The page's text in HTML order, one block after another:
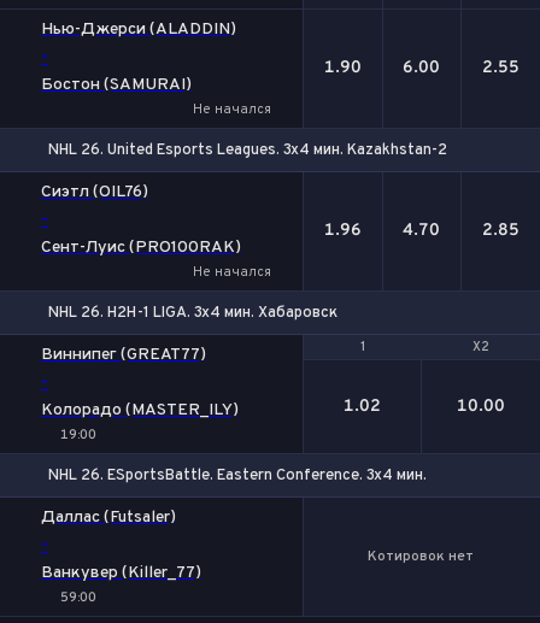
Нью-Джерси (ALADDIN)
-
Бостон (SAMURAI)
Не начался
1.90 6.00 2.55
NHL 26. United Esports Leagues. 3x4 мин. Kazakhstan-2
Сиэтл (OIL76)
-
Сент-Луис (PRO100RAK)
Не начался
1.96 4.70 2.85
NHL 26. H2H-1 LIGA. 3x4 мин. Хабаровск
1 X2
Виннипег (GREAT77)
-
Колорадо (MASTER_ILY)
19:00
1 X2
1.02 10.00
NHL 26. ESportsBattle. Eastern Conference. 3x4 мин.
Даллас (Futsaler)
-
Ванкувер (Killer_77)
59:00
Котировок нет